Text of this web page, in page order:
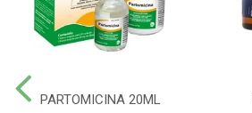
PARTOMICINA 20ML